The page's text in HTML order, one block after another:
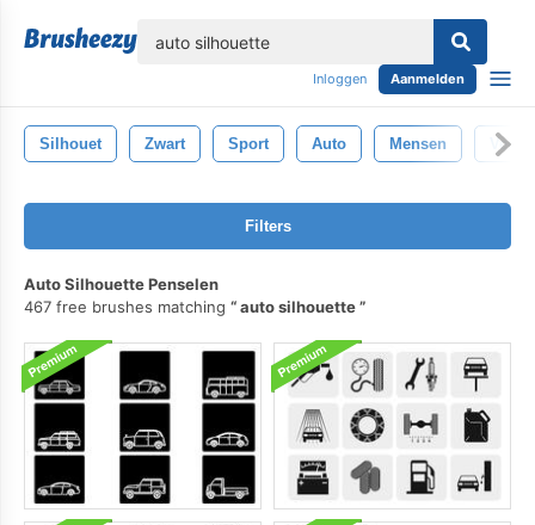
Inloggen Aanmelden
Silhouet Zwart Sport Auto Mensen
Filters
Auto Silhouette Penselen
467 free brushes matching
auto silhouette